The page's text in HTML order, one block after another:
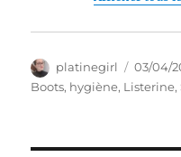
Auteur
platinegirl
Publié
le
03/04/
Boots, hygiène, Listerine,